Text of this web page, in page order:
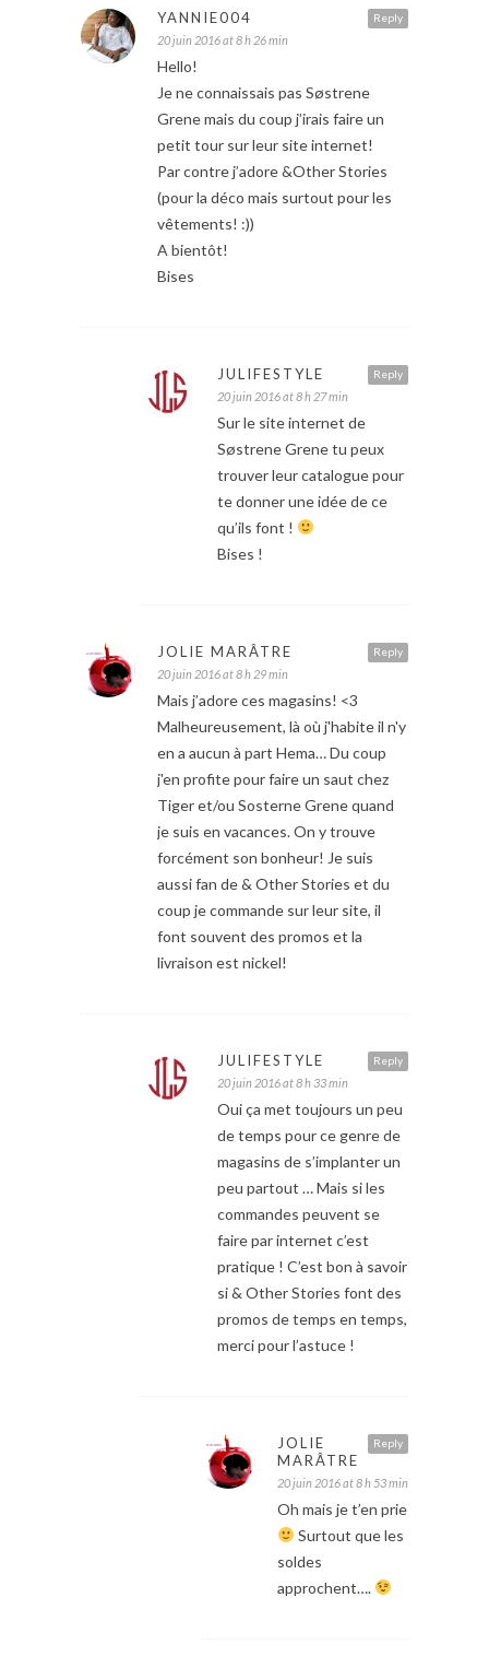
Reply
YANNIE004
20 juin 2016 at 8 h 26 min
Hello!
Je ne connaissais pas Søstrene
Grene mais du coup j’irais faire un
petit tour sur leur site internet!
Par contre j’adore &Other Stories
(pour la déco mais surtout pour les
vêtements! :))
A bientôt!
Bises
Reply
JULIFESTYLE
20 juin 2016 at 8 h 27 min
Sur le site internet de
Søstrene Grene tu peux
trouver leur catalogue pour
te donner une idée de ce
qu’ils font !
Bises !
Reply
JOLIE MARÂTRE
20 juin 2016 at 8 h 29 min
Mais j’adore ces magasins! <3
Malheureusement, là où j'habite il n'y
en a aucun à part Hema… Du coup
j'en profite pour faire un saut chez
Tiger et/ou Sosterne Grene quand
je suis en vacances. On y trouve
forcément son bonheur! Je suis
aussi fan de & Other Stories et du
coup je commande sur leur site, il
font souvent des promos et la
livraison est nickel!
Reply
JULIFESTYLE
20 juin 2016 at 8 h 33 min
Oui ça met toujours un peu
de temps pour ce genre de
magasins de s’implanter un
peu partout … Mais si les
commandes peuvent se
faire par internet c’est
pratique ! C’est bon à savoir
si & Other Stories font des
promos de temps en temps,
merci pour l’astuce !
Reply
JOLIE
MARÂTRE
20 juin 2016 at 8 h 53 min
Oh mais je t’en prie
Surtout que les
soldes
approchent….